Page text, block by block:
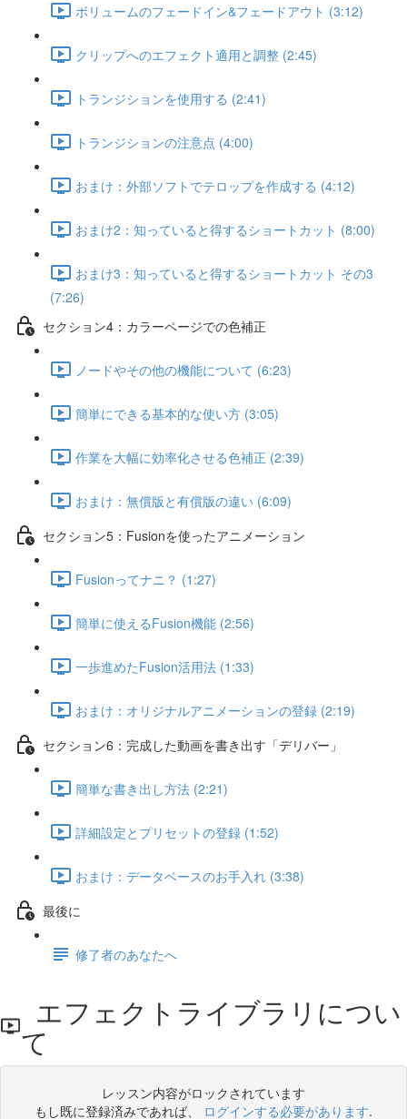
ボリュームのフェードイン&フェードアウト (3:12)
クリップへのエフェクト適用と調整 (2:45)
トランジションを使用する (2:41)
トランジションの注意点 (4:00)
おまけ：外部ソフトでテロップを作成する (4:12)
おまけ2：知っていると得するショートカット (8:00)
おまけ3：知っていると得するショートカット その3
(7:26)
セクション4：カラーページでの色補正
ノードやその他の機能について (6:23)
簡単にできる基本的な使い方 (3:05)
作業を大幅に効率化させる色補正 (2:39)
おまけ：無償版と有償版の違い (6:09)
セクション5：Fusionを使ったアニメーション
Fusionってナニ？ (1:27)
簡単に使えるFusion機能 (2:56)
一歩進めたFusion活用法 (1:33)
おまけ：オリジナルアニメーションの登録 (2:19)
セクション6：完成した動画を書き出す「デリバー」
簡単な書き出し方法 (2:21)
詳細設定とプリセットの登録 (1:52)
おまけ：データベースのお手入れ (3:38)
最後に
修了者のあなたへ
エフェクトライブラリについ
て
レッスン内容がロックされています
もし既に登録済みであれば、 ログインする必要があります.